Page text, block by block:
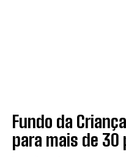
Fundo da
para mais de 30